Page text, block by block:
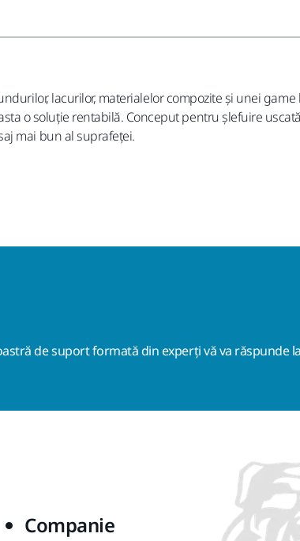
lacurilor, materialelor compozite și unei
o soluție rentabilă. Conceput pentru șlefuire
mai bun al suprafeței.
de suport formată din experți vă va răspunde
Companie